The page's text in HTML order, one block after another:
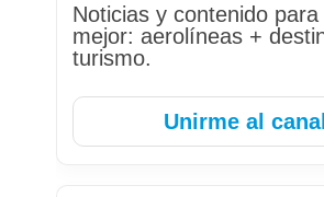
Noticias y contenido para
mejor: aerolíneas +
turismo.
Unirme al canal